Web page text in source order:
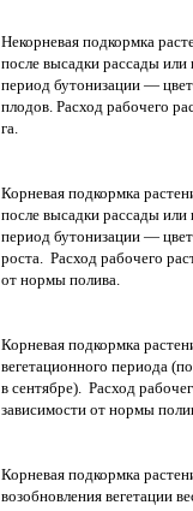
Некорневая подкормка
после высадки рассады или
период бутонизации —
плодов. Расход рабочего
га.
Корневая подкормка
после высадки рассады или
период бутонизации —
роста. Расход рабочего
от нормы полива.
Корневая подкормка
вегетационного периода
в сентябре). Расход
зависимости от нормы
Корневая подкормка
возобновления вегетации